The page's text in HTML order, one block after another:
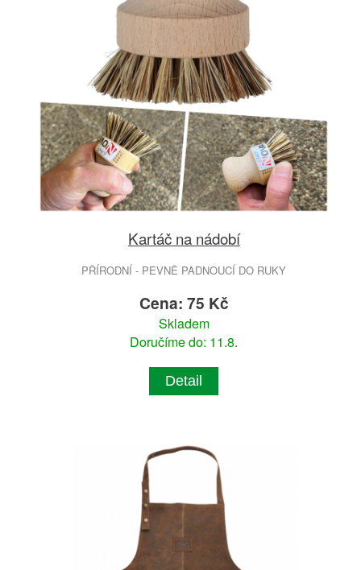
Kartáč na nádobí
PŘÍRODNÍ - PEVNĚ PADNOUCÍ DO RUKY
Cena: 75 Kč
Skladem
Doručíme do: 11.8.
Detail